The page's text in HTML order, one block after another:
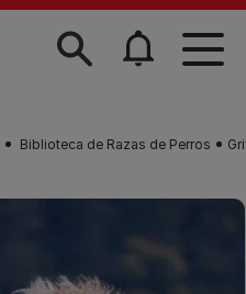
Biblioteca de Razas de Perros